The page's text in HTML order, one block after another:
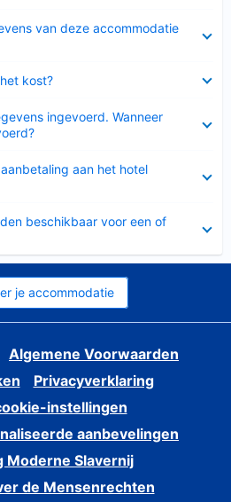
van deze accommodatie
kost?
ingevoerd. Wanneer
aan het hotel
beschikbaar voor een of
je accommodatie
Algemene Voorwaarden
Privacyverklaring
instellingen
aanbevelingen
Moderne Slavernij
de Mensenrechten